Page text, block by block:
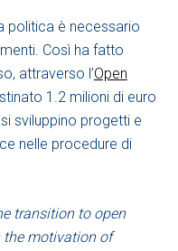
politica è necessario
Così ha fatto
attraverso l’Open
1.2 milioni di euro
sviluppino progetti e
nelle procedure di
transition to open
the motivation of